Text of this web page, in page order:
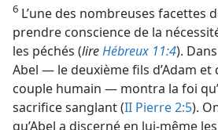
6 L’une des nombreuses facettes
prendre conscience de la
les péchés (lireHébreux 11:4).
Abel — le deuxième fils d’Adam et
couple humain — montra la foi
sacrifice sanglant (II Pierre 2:5).
qu’Abel a discerné en lui-​même